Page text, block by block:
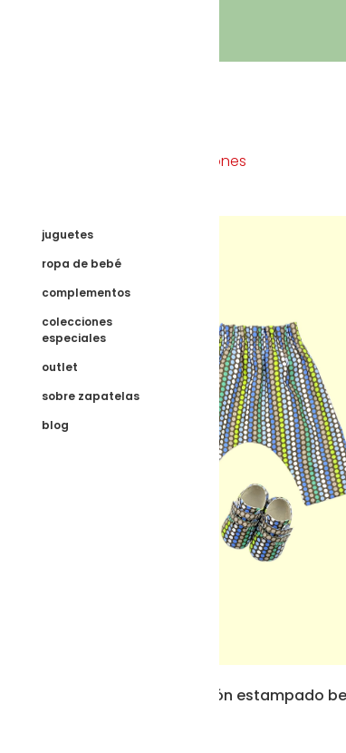
juguetes
ropa de bebé
complementos
colecciones
especiales
outlet
sobre zapatelas
blog
Seleccionar opciones
Conjunto pantalón estampado